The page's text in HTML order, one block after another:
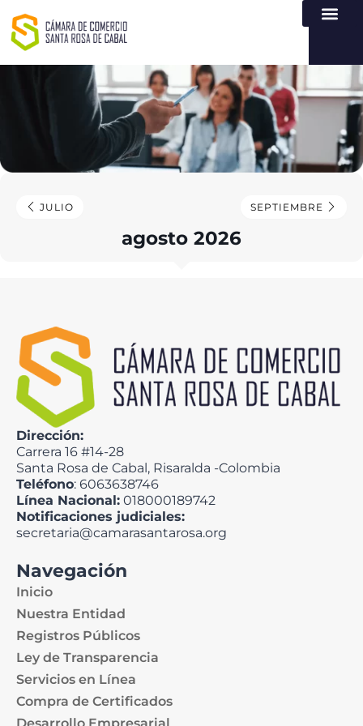
JULIO
agosto 2026
SEPTIEMBRE
Dirección:
Carrera 16 #14-28
Santa Rosa de Cabal, Risaralda -Colombia
Teléfono: 6063638746
Línea Nacional: 018000189742
Notificaciones judiciales:
secretaria@camarasantarosa.org
Navegación
Inicio
Nuestra Entidad
Registros Públicos
Ley de Transparencia
Servicios en Línea
Compra de Certificados